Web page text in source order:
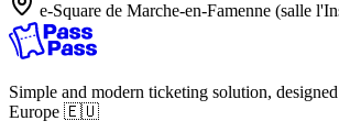
e-Square de Marche-en-Famenne (salle
Simple and modern ticketing solution,
Europe 🇪🇺